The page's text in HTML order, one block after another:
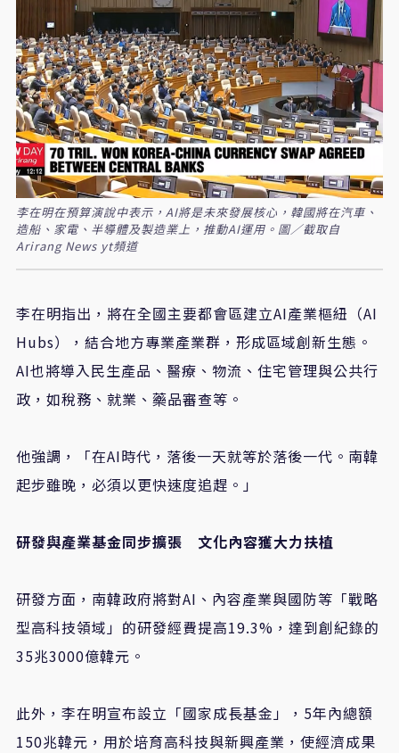
李在明在預算演說中表示，AI將是未來發展核心，韓國將在汽車、
造船、家電、半導體及製造業上，推動AI運用。圖／截取自
Arirang News yt頻道
李在明指出，將在全國主要都會區建立AI產業樞紐（AI
Hubs），結合地方專業產業群，形成區域創新生態。
AI也將導入民生產品、醫療、物流、住宅管理與公共行
政，如稅務、就業、藥品審查等。
他強調，「在AI時代，落後一天就等於落後一代。南韓
起步雖晚，必須以更快速度追趕。」
研發與產業基金同步擴張 文化內容獲大力扶植
研發方面，南韓政府將對AI 、內容產業與國防等「戰略
型高科技領域」的研發經費提高19.3% ，達到創紀錄的
35兆3000億韓元。
此外，李在明宣布設立「國家成長基金」， 5年內總額
150兆韓元，用於培育高科技與新興產業，使經濟成果